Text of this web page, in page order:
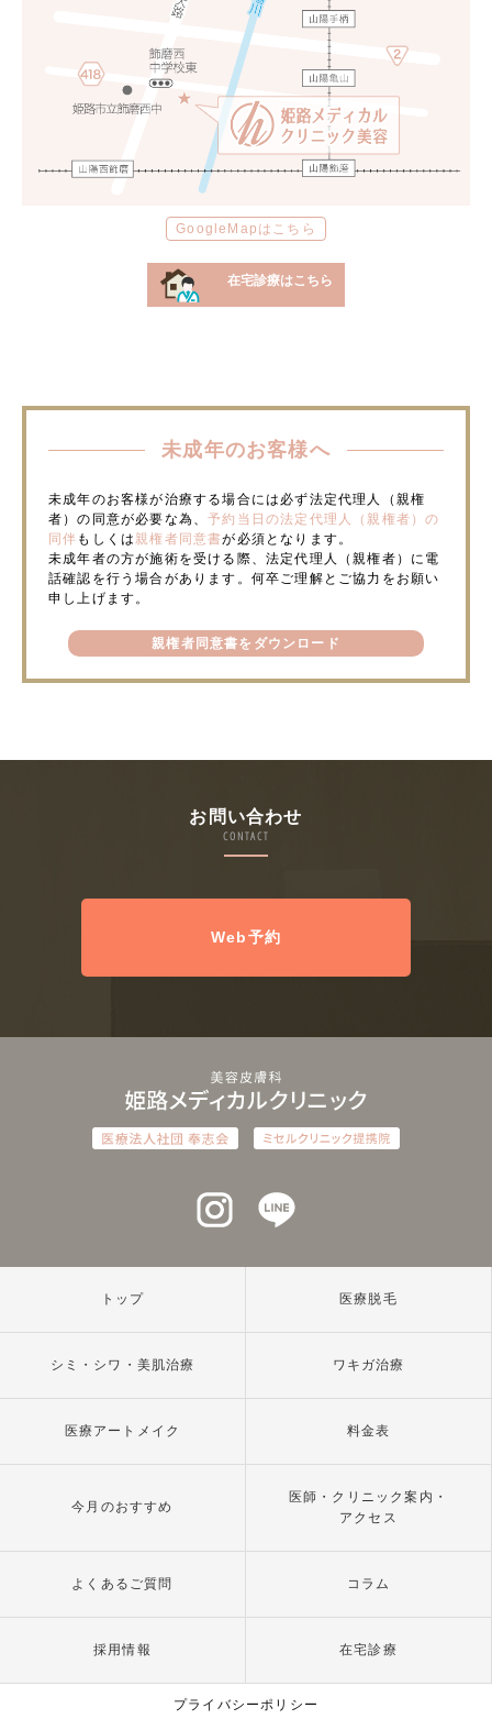
GoogleMapはこちら
在宅診療はこちら
未成年のお客様へ
未成年のお客様が治療する場合には必ず法定代理人（親権
者）の同意が必要な為、予約当日の法定代理人（親権者）の
同伴 もしくは 親権者同意書が必須となります。
未成年者の方が施術を受ける際、法定代理人（親権者）に電
話確認を行う場合があります。何卒ご理解とご協力をお願い
申し上げます。
親権者同意書をダウンロード
お問い合わせ
CONTACT
Web予約
インスタグラム
トップ 医療脱毛
シミ・シワ・美肌治療 ワキガ治療
医療アートメイク 料金表
今月のおすすめ
医師・クリニック案内・
アクセス
よくあるご質問 コラム
採用情報 在宅診療
プライバシーポリシー